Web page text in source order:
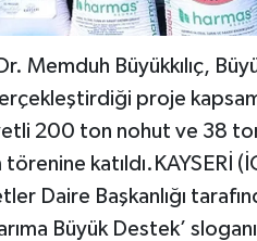
Memduh Büyükkılıç,
proje
200 ton nohut ve 38
katıldı.KAYSERİ
Daire Başkanlığı
Büyük Destek’